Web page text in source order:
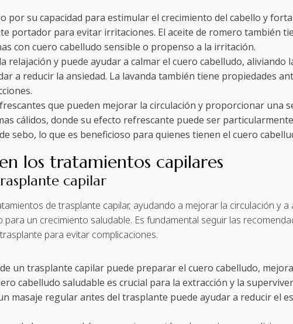
por su capacidad para estimular el crecimiento del cabello y
portador para evitar irritaciones. El aceite de romero también
con cuero cabelludo sensible o propenso a la irritación.
relajación y puede ayudar a calmar el cuero cabelludo, aliviando
a reducir la ansiedad. La lavanda también tiene propiedades
que pueden mejorar la circulación y proporcionar una
cálidos, donde su efecto refrescante puede ser
sebo, lo que es beneficioso para quienes tienen el cuero
los tratamientos capilares
capilar
de trasplante capilar, ayudando a mejorar la circulación y
un crecimiento saludable. Es fundamental seguir las
para evitar complicaciones.
un trasplante capilar puede preparar el cuero cabelludo,
cabelludo saludable es crucial para la extracción y la
masaje regular antes del trasplante puede ayudar a reducir el